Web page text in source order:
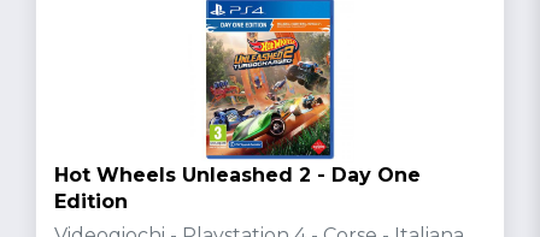
Hot Wheels Unleashed 2 - Day One
Edition